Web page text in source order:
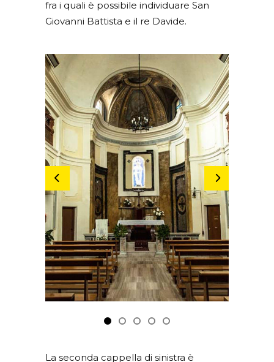
fra i quali è possibile individuare San
Giovanni Battista e il re Davide.
La seconda cappella di sinistra è